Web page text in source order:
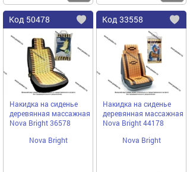
Код 50478
Добавить
избранное
Накидка на сиденье
деревянная массажная
Nova Bright 36578
Nova Bright
Код 33558
Накидка на сиденье
деревянная массажная
Nova Bright 44178
Nova Bright